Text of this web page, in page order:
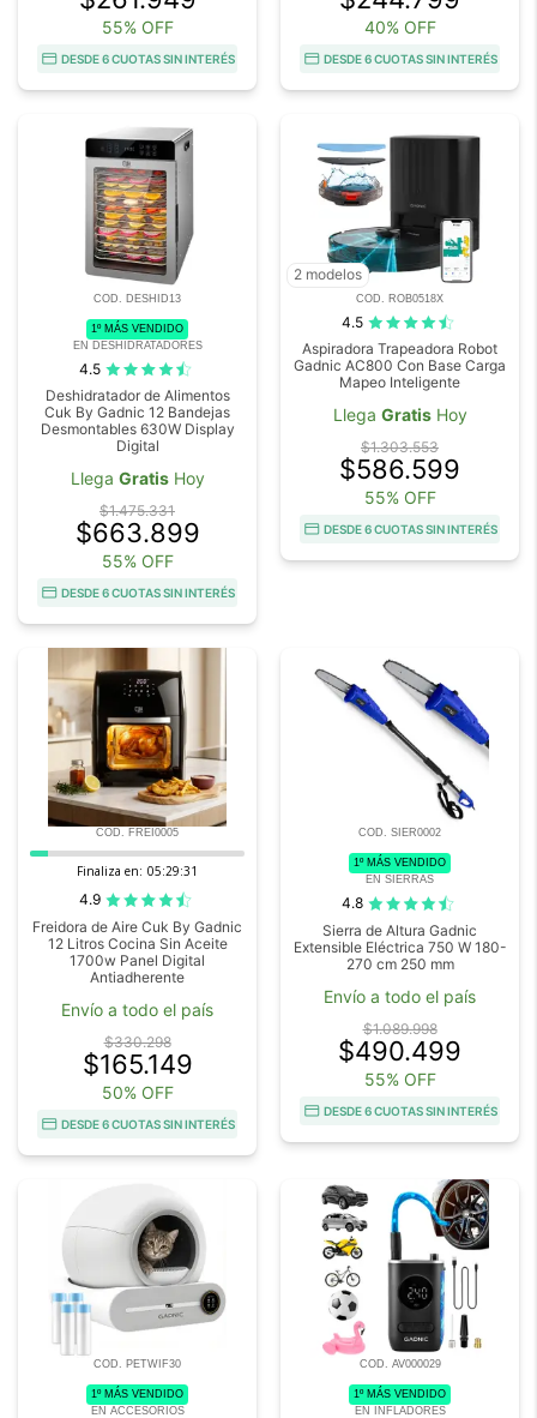
55% OFF
DESDE 6 CUOTAS SIN INTERÉS
40% OFF
DESDE 6 CUOTAS SIN INTERÉS
COD. DESHID13
1º MÁS VENDIDO
EN DESHIDRATADORES
4.5
Deshidratador de Alimentos
Cuk By Gadnic 12 Bandejas
Desmontables 630W Display
Digital
Llega GratisHoy
$1.475.331
$663.899
55% OFF
DESDE 6 CUOTAS SIN INTERÉS
2 modelos
COD. ROB0518X
4.5
Aspiradora Trapeadora Robot
Gadnic AC800 Con Base Carga
Mapeo Inteligente
Llega GratisHoy
$1.303.553
$586.599
55% OFF
DESDE 6 CUOTAS SIN INTERÉS
COD. FREI0005
Finaliza en: 05:29:29
4.9
Freidora de Aire Cuk By Gadnic
12 Litros Cocina Sin Aceite
1700w Panel Digital
Antiadherente
Envío a todo el país
$330.298
$165.149
50% OFF
DESDE 6 CUOTAS SIN INTERÉS
COD. SIER0002
1º MÁS VENDIDO
EN SIERRAS
4.8
Sierra de Altura Gadnic
Extensible Eléctrica 750 W 180-
270 cm 250 mm
Envío a todo el país
$1.089.998
$490.499
55% OFF
DESDE 6 CUOTAS SIN INTERÉS
COD. PETWIF30
1º MÁS VENDIDO
EN ACCESORIOS
COD. AV000029
1º MÁS VENDIDO
EN INFLADORES